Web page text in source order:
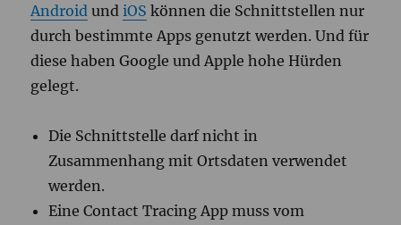
Android undiOS können die Schnittstellen nur
durch bestimmte Apps genutzt werden. Und für
diese haben Google und Apple hohe Hürden
gelegt.
Die Schnittstelle darf nicht in
Zusammenhang mit Ortsdaten verwendet
werden.
Eine Contact Tracing App muss vom